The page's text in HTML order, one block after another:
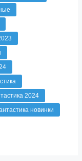
2024
новинки